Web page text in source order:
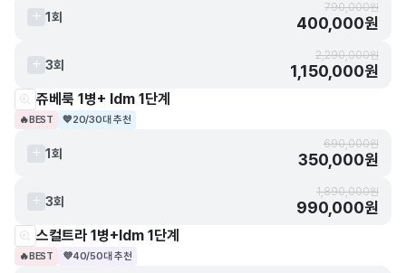
1회
790,000원
400,000원
3회
2,290,000원
1,150,000원
쥬베룩 1병+ ldm 1단계
🔥 BEST 💙20/30대 추천
1회
690,000원
350,000원
3회
1,890,000원
990,000원
스컬트라 1병+ldm 1단계
🔥 BEST 💜40/50대 추천